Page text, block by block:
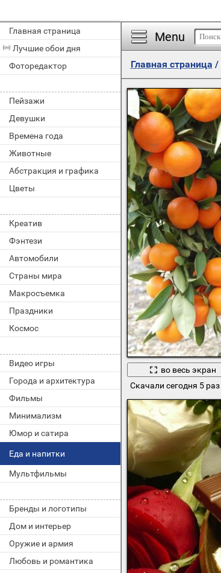
Главная страница
Лучшие обои дня
Фоторедактор
Пейзажи
Девушки
Времена года
Животные
Абстракция и графика
Цветы
Креатив
Фэнтези
Автомобили
Страны мира
Макросъемка
Праздники
Космос
Видео игры
Города и архитектура
Фильмы
Минимализм
Юмор и сатира
Еда и напитки
Мультфильмы
Бренды и логотипы
Дом и интерьер
Оружие и армия
Любовь и романтика
Menu
Главная страница /
во весь экран
Скачали сегодня 5 раз